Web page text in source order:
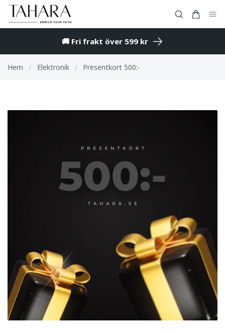
🚚 Fri frakt över 599 kr
Hem / Elektronik / Presentkort 500:-